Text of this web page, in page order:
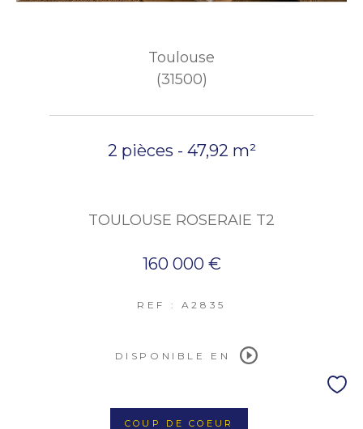
Toulouse
(31500)
2 pièces - 47,92 m²
TOULOUSE ROSERAIE T2
160 000 €
REF : A2835
DISPONIBLE EN
COUP DE COEUR